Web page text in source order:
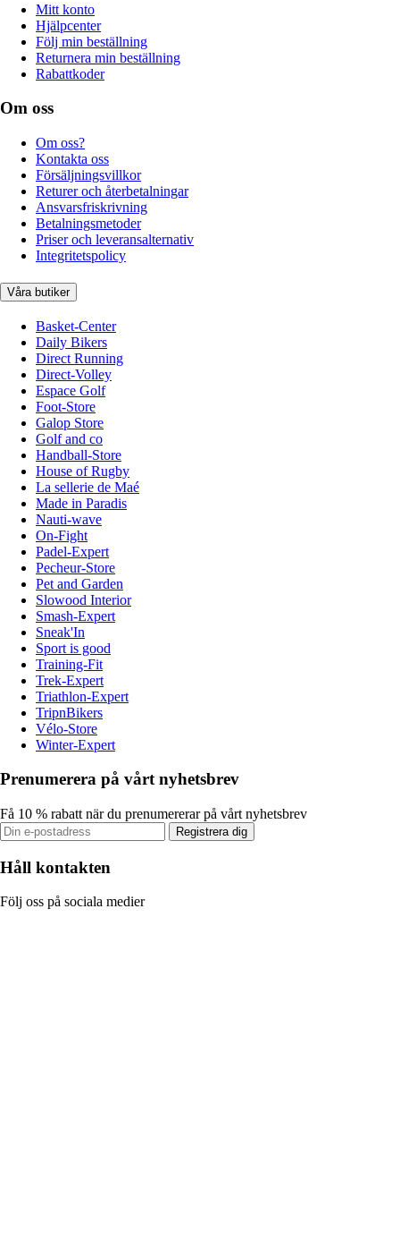
Mitt konto
Hjälpcenter
Följ min beställning
Returnera min beställning
Rabattkoder
Om oss
Om oss?
Kontakta oss
Försäljningsvillkor
Returer och återbetalningar
Ansvarsfriskrivning
Betalningsmetoder
Priser och leveransalternativ
Integritetspolicy
Våra butiker
Basket-Center
Daily Bikers
Direct Running
Direct-Volley
Espace Golf
Foot-Store
Galop Store
Golf and co
Handball-Store
House of Rugby
La sellerie de Maé
Made in Paradis
Nauti-wave
On-Fight
Padel-Expert
Pecheur-Store
Pet and Garden
Slowood Interior
Smash-Expert
Sneak'In
Sport is good
Training-Fit
Trek-Expert
Triathlon-Expert
TripnBikers
Vélo-Store
Winter-Expert
Prenumerera på vårt nyhetsbrev
Få 10 % rabatt när du prenumererar på vårt nyhetsbrev
Registrera dig
Håll kontakten
Följ oss på sociala medier